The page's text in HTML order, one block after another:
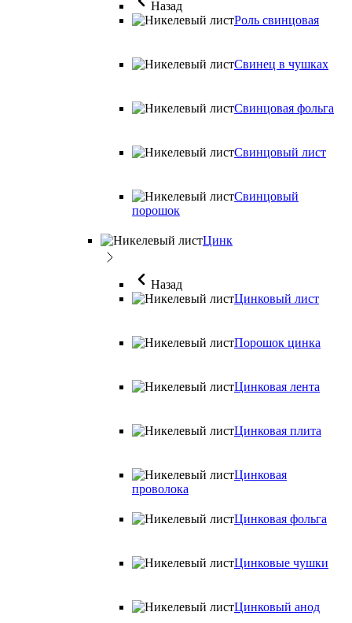
Назад
Роль свинцовая
Свинец в чушках
Свинцовая фольга
Свинцовый лист
Свинцовый
порошок
Цинк
Назад
Цинковый лист
Порошок цинка
Цинковая лента
Цинковая плита
Цинковая
проволока
Цинковая фольга
Цинковые чушки
Цинковый анод